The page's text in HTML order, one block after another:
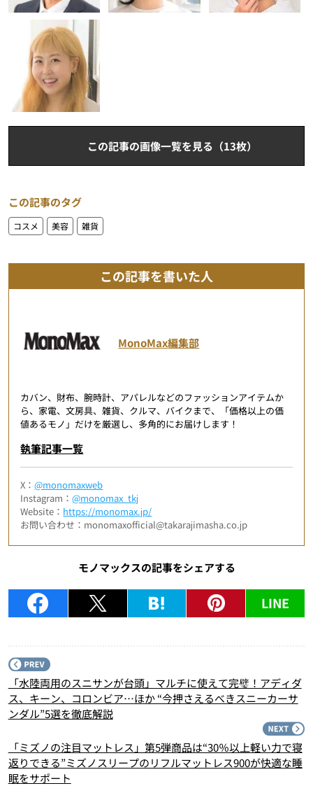
この記事の画像一覧を見る（13枚）
この記事のタグ
コスメ 美容 雑貨
この記事を書いた人
MonoMax編集部
カバン、財布、腕時計、アパレルなどのファッションアイテムか
ら、家電、文房具、雑貨、クルマ、バイクまで、「価格以上の価
値あるモノ」だけを厳選し、多角的にお届けします！
執筆記事一覧
X：@monomaxweb
Instagram：@monomax_tkj
Website： https://monomax.jp/
お問い合わせ：monomaxofficial@takarajimasha.co.jp
モノマックスの記事をシェアする
LINE
「水陸両用のスニサンが台頭」マルチに使えて完璧！アディダ
ス、キーン、コロンビア…ほか “今押さえるべきスニーカーサ
ンダル”5選を徹底解説
「ミズノの注目マットレス」第5弾商品は“30％以上軽い力で寝
返りできる”ミズノスリープのリフルマットレス900が快適な睡
眠をサポート